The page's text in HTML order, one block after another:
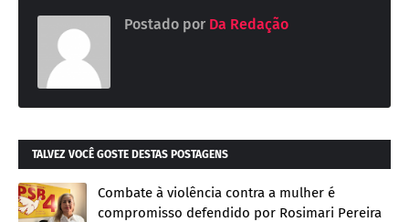
Postado por Da Redação
TALVEZ VOCÊ GOSTE DESTAS POSTAGENS
Combate à violência contra a mulher é
compromisso defendido por Rosimari Pereira